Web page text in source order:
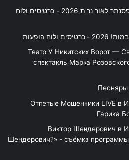
משופן ועד AC/DC - מופע פסנתר לאור נרות 2026 - כרטיסים ולוח
הופעות
"Театр У Никитских Ворот —
спектакль Марка
Отпетые Мошенники LIVE в
Гарика
Виктор Шендерович в
Шендерович?» - съёмка